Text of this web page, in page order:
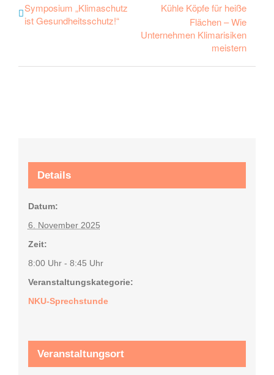
Symposium „Klimaschutz
ist Gesundheitsschutz!“
Kühle Köpfe für heiße
Flächen – Wie
Unternehmen Klimarisiken
meistern
Details
Datum:
6. November 2025
Zeit:
8:00 Uhr - 8:45 Uhr
Veranstaltungskategorie:
NKU-Sprechstunde
Veranstaltungsort